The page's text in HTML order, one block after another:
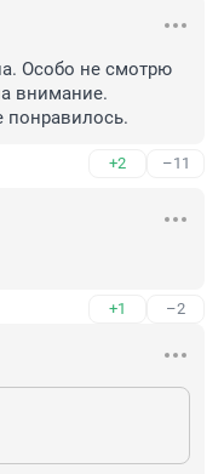
Особо не смотрю
внимание.
понравилось.
+2 –11
+1 –2